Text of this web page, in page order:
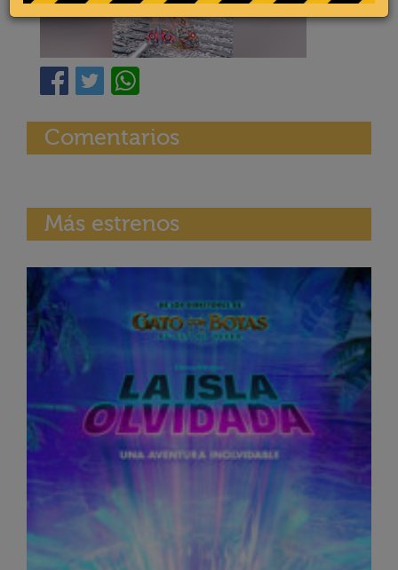
Comentarios
Más estrenos